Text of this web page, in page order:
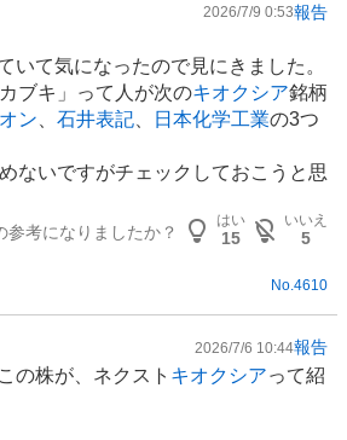
2026/7/9 0:53報告
いて気になったので見にきました。
ブキ」って人が次のキオクシア銘柄
ン 石井表記 日本化学工業の3つ
ないですがチェックしておこうと思
参考になりましたか？
はい
15
いいえ
5
No. 4610
2026/7/6 10:44報告
の株が、ネクスト キオクシアって紹